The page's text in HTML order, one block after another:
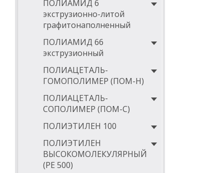
ПОЛИАМИД 6
экструзионно-литой
графитонаполненный
ПОЛИАМИД 66
экструзионный
ПОЛИАЦЕТАЛЬ-
ГОМОПОЛИМЕР (ПОМ-Н)
ПОЛИАЦЕТАЛЬ-
СОПОЛИМЕР (ПОМ-С)
ПОЛИЭТИЛЕН 100
ПОЛИЭТИЛЕН
ВЫСОКОМОЛЕКУЛЯРНЫЙ
(РЕ 500)